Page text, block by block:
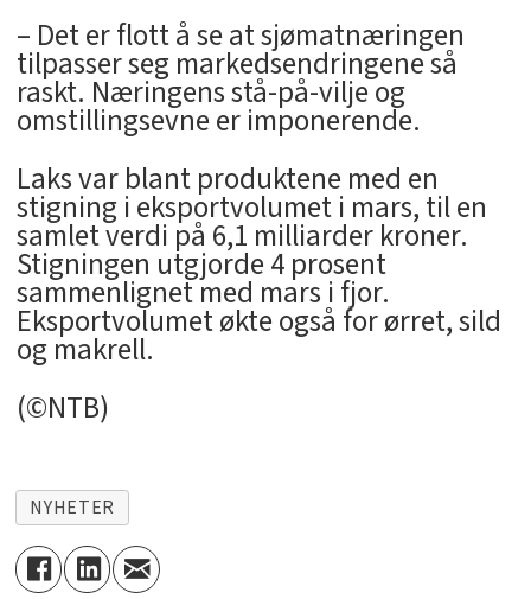
– Det er flott å se at sjømatnæringen
tilpasser seg markedsendringene så
raskt. Næringens stå-på-vilje og
omstillingsevne er imponerende.
Laks var blant produktene med en
stigning i eksportvolumet i mars, til en
samlet verdi på 6,1 milliarder kroner.
Stigningen utgjorde 4 prosent
sammenlignet med mars i fjor.
Eksportvolumet økte også for ørret, sild
og makrell.
(©NTB)
NYHETER